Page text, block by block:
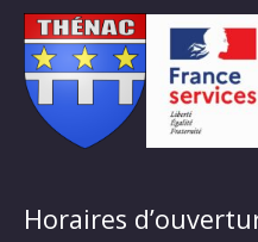
Horaires